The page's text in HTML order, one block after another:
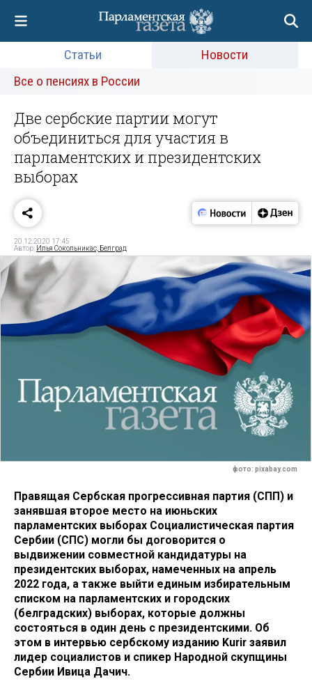
Статьи
Новости
Все о пенсиях в России
Две сербские партии могут
объединиться для участия в
парламентских и президентских
выборах
20.12.2020 17:45
Автор: Илья Сокольникас, Белград
фото: pixabay.com
Правящая Сербская прогрессивная партия (СПП) и
занявшая второе место на июньских
парламентских выборах Социалистическая партия
Сербии (СПС) могли бы договорится о
выдвижении совместной кандидатуры на
президентских выборах, намеченных на апрель
2022 года, а также выйти единым избирательным
списком на парламентских и городских
(белградских) выборах, которые должны
состояться в один день с президентскими. Об
этом в интервью сербскому изданию Kurir заявил
лидер социалистов и спикер Народной скупщины
Сербии Ивица Дачич.